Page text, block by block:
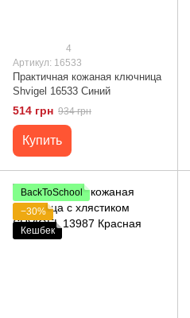
4
Артикул: 16533
Практичная кожаная ключница
Shvigel 16533 Синий
514 грн 934 грн
Купить
BackToSchool
−30%
Кешбек